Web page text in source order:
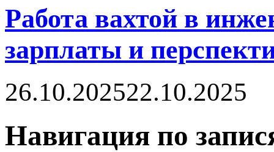
Работа вахтой в
зарплаты и
26.10.202522.10.2025
Навигация по